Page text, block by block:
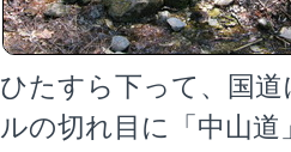
ひたすら下って、国
ルの切れ目に「中山